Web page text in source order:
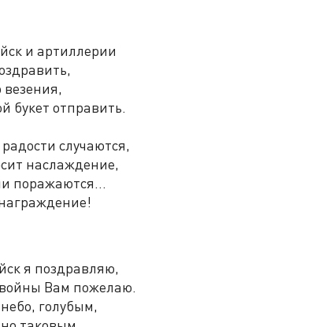
и артиллерии
везения,
букет отправить.
случаются,
наслаждение,
поражаются...
я поздравляю,
Вам пожелаю.
голубым,